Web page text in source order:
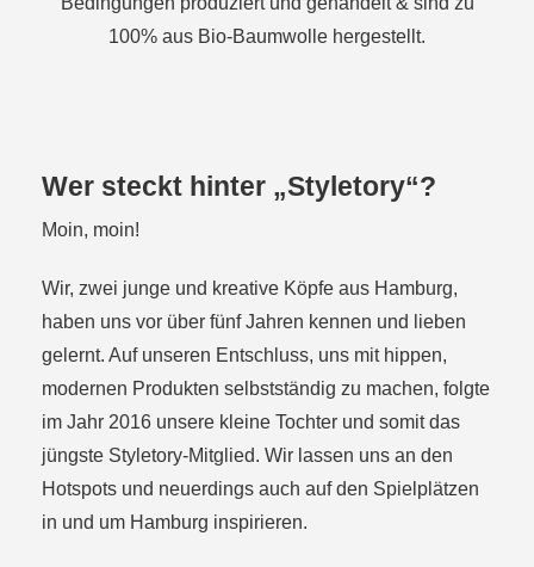
100% aus Bio-Baumwolle hergestellt.
Wer steckt hinter „Styletory“?
Moin, moin!
Wir, zwei junge und kreative Köpfe aus Hamburg,
haben uns vor über fünf Jahren kennen und lieben
gelernt. Auf unseren Entschluss, uns mit hippen,
modernen Produkten selbstständig zu machen, folgte
im Jahr 2016 unsere kleine Tochter und somit das
jüngste Styletory-Mitglied. Wir lassen uns an den
Hotspots und neuerdings auch auf den Spielplätzen
in und um Hamburg inspirieren.